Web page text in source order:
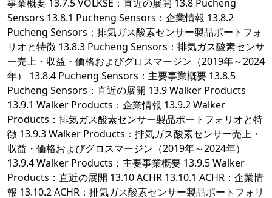
事業概要 13.7.5 VOLKSE：直近の展開 13.8 Pucheng
Sensors 13.8.1 Pucheng Sensors：企業情報 13.8.2
Pucheng Sensors：排気ガス酸素センサー製品ポートフォ
リオと特徴 13.8.3 Pucheng Sensors：排気ガス酸素センサ
ー売上・収益・価格およびグロスマージン（2019年～2024
年） 13.8.4 Pucheng Sensors：主要事業概要 13.8.5
Pucheng Sensors：直近の展開 13.9 Walker Products
13.9.1 Walker Products：企業情報 13.9.2 Walker
Products：排気ガス酸素センサー製品ポートフォリオと特
徴 13.9.3 Walker Products：排気ガス酸素センサー売上・
収益・価格およびグロスマージン（2019年～2024年）
13.9.4 Walker Products：主要事業概要 13.9.5 Walker
Products：直近の展開 13.10 ACHR 13.10.1 ACHR：企業情
報 13.10.2 ACHR：排気ガス酸素センサー製品ポートフォリ